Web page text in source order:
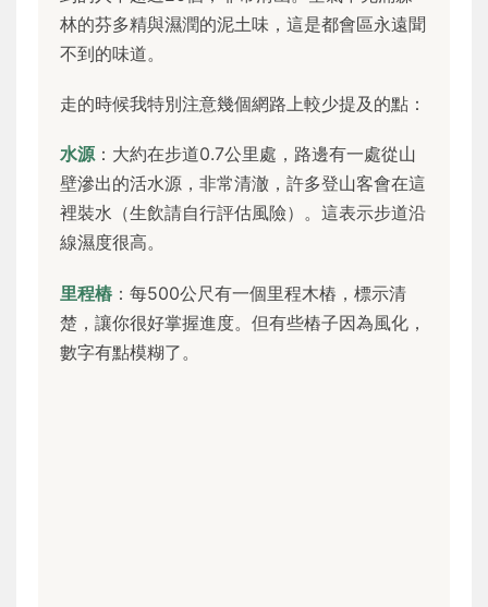
林的芬多精與濕潤的泥土味，這是都會區永遠聞
不到的味道。
走的時候我特別注意幾個網路上較少提及的點：
水源：大約在步道0.7公里處，路邊有一處從山
壁滲出的活水源，非常清澈，許多登山客會在這
裡裝水（生飲請自行評估風險）。這表示步道沿
線濕度很高。
里程樁 ：每500公尺有一個里程木樁，標示清
楚，讓你很好掌握進度。但有些樁子因為風化，
數字有點模糊了。